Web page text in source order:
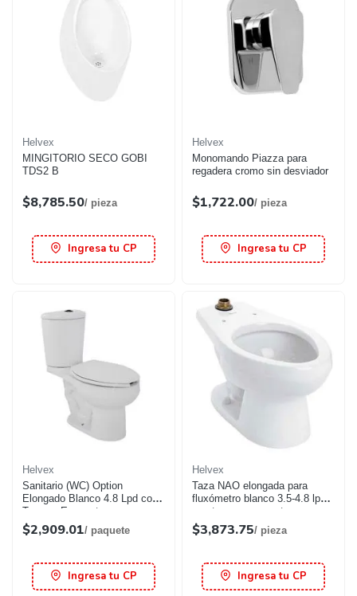
Helvex
MINGITORIO SECO GOBI
TDS2 B
$8,785.50/ pieza
Ingresa tu CP
Helvex
Monomando Piazza para
regadera cromo sin desviador
$1,722.00/ pieza
Ingresa tu CP
Helvex
Sanitario (WC) Option
Elongado Blanco 4.8 Lpd con
Trampa Expuesta
$2,909.01/ paquete
Ingresa tu CP
Helvex
Taza NAO elongada para
fluxómetro blanco 3.5-4.8 lpd
con trampa expuesta
$3,873.75/ pieza
Ingresa tu CP